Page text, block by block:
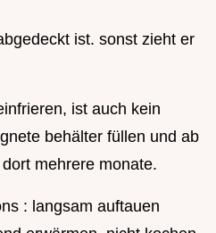
ist. sonst zieht er
ist auch kein
behälter füllen und ab
mehrere monate.
: langsam auftauen